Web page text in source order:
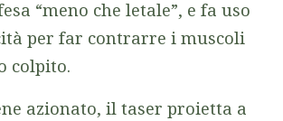
“meno che letale”, e fa uso
per far contrarre i muscoli
colpito.
azionato, il taser proietta a